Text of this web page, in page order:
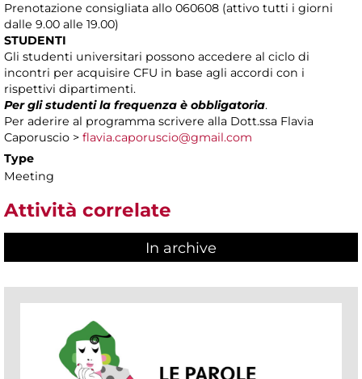
Prenotazione consigliata allo 060608 (attivo tutti i giorni
dalle 9.00 alle 19.00)
STUDENTI
Gli studenti universitari possono accedere al ciclo di
incontri per acquisire CFU in base agli accordi con i
rispettivi dipartimenti.
Per gli studenti la frequenza è obbligatoria.
Per aderire al programma scrivere alla Dott.ssa Flavia
Caporuscio > flavia.caporuscio@gmail.com
Type
Meeting
Attività correlate
In archive